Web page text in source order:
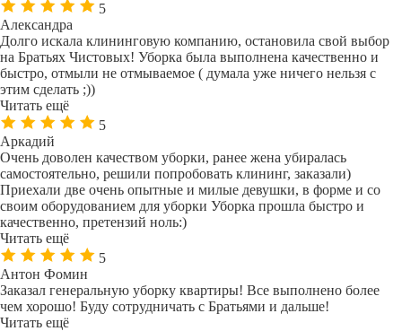
5
Александра
Долго искала клининговую компанию, остановила свой выбор
на Братьях Чистовых! Уборка была выполнена качественно и
быстро, отмыли не отмываемое ( думала уже ничего нельзя с
этим сделать ;))
Читать ещё
5
Аркадий
Очень доволен качеством уборки, ранее жена убиралась
самостоятельно, решили попробовать клининг, заказали)
Приехали две очень опытные и милые девушки, в форме и со
своим оборудованием для уборки Уборка прошла быстро и
качественно, претензий ноль:)
Читать ещё
5
Антон Фомин
Заказал генеральную уборку квартиры! Все выполнено более
чем хорошо! Буду сотрудничать с Братьями и дальше!
Читать ещё